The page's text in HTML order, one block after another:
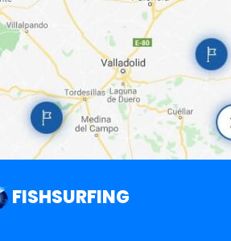
FISHSURFING